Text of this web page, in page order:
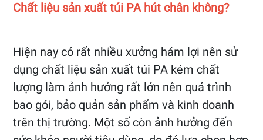
Chất liệu sản xuất túi PA hút chân không?
Hiện nay có rất nhiều xưởng hám lợi nên sử
dụng chất liệu sản xuất túi PA kém chất
lượng làm ảnh hưởng rất lớn nên quá trình
bao gói, bảo quản sản phẩm và kinh doanh
trên thị trường. Một số còn ảnh hưởng đến